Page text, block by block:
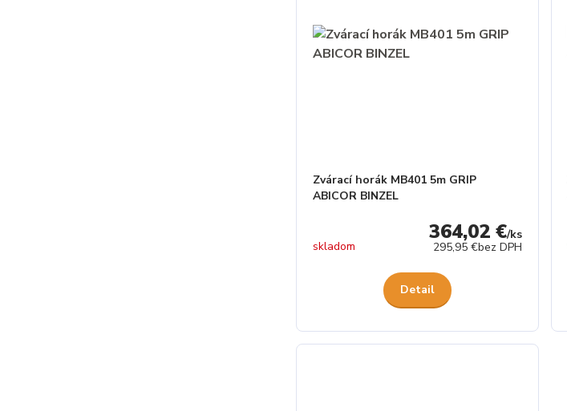
Zvárací horák MB401 5m GRIP
ABICOR BINZEL
364,02 €/ks
295,95 €bez DPH
skladom
Detail